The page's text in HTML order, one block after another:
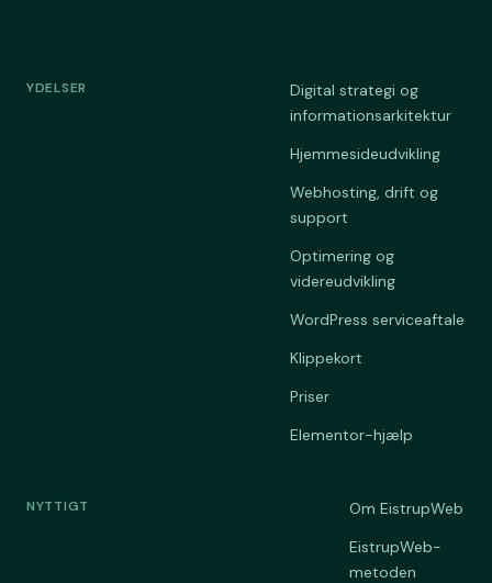
YDELSER
Digital strategi og
informationsarkitektur
Hjemmesideudvikling
Webhosting, drift og
support
Optimering og
videreudvikling
WordPress serviceaftale
Klippekort
Priser
Elementor-hjælp
NYTTIGT
Om EistrupWeb
EistrupWeb-
metoden